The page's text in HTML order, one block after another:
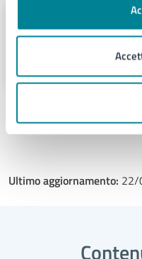
Comunicazione
Via Sant'Antonio 11 -
Ultimo aggiornamento: 22/